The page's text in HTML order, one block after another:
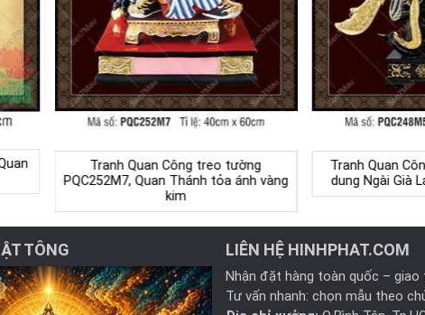
Tranh Quan Công treo tường
PQC252M7, Quan Thánh tỏa ánh vàng
kim
Tranh Quan
dung Ngài Già
TÔNG LIÊN HỆ HINHPHAT.COM
Nhận đặt hàng toàn quốc – giao
Tư vấn nhanh: chọn mẫu theo